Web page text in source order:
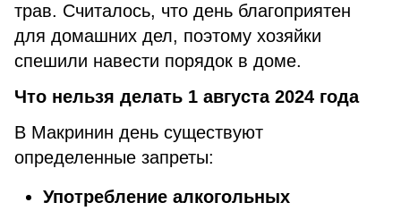
трав. Считалось, что день благоприятен
для домашних дел, поэтому хозяйки
спешили навести порядок в доме.
Что нельзя делать 1 августа2024 года
В Макринин день существуют
определенные запреты:
Употребление алкогольных